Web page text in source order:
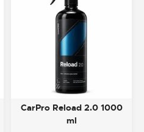
CarPro Reload 2.0 1000
ml